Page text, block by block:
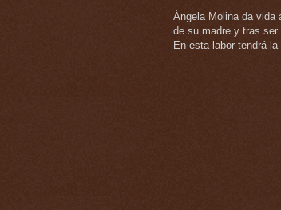
Ángela Molina da vida
de su madre y tras ser
En esta labor tendrá